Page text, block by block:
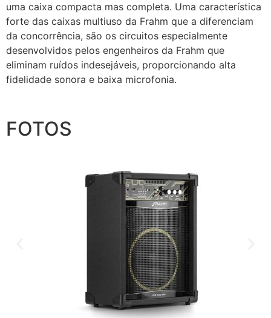
uma caixa compacta mas completa. Uma característica
forte das caixas multiuso da Frahm que a diferenciam
da concorrência, são os circuitos especialmente
desenvolvidos pelos engenheiros da Frahm que
eliminam ruídos indesejáveis, proporcionando alta
fidelidade sonora e baixa microfonia.
FOTOS